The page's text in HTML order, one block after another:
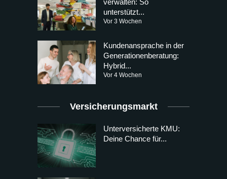
unterstützt...
Vor 3 Wochen
Kundenansprache in der
Generationenberatung:
Hybrid...
Vor 4 Wochen
Versicherungsmarkt
Unterversicherte KMU:
Deine Chance für...